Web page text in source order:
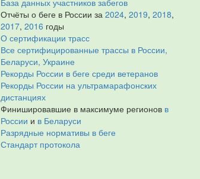
База данных участников забегов
Отчёты о беге в России за 2024, 2019, 2018,
2017, 2016 годы
О сертификации трасс
Все сертифицированные трассы в России,
Беларуси, Украине
Рекорды России в беге среди ветеранов
Рекорды России на ультрамарафонских
дистанциях
Финишировавшие в максимуме регионов в
России и в Беларуси
Разрядные нормативы в беге
Стандарт протокола